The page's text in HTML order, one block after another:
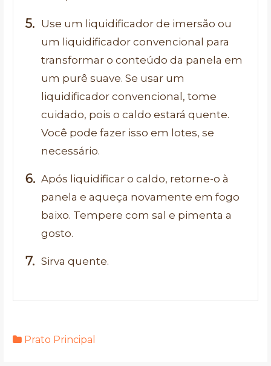
Use um liquidificador de imersão ou
um liquidificador convencional para
transformar o conteúdo da panela em
um purê suave. Se usar um
liquidificador convencional, tome
cuidado, pois o caldo estará quente.
Você pode fazer isso em lotes, se
necessário.
Após liquidificar o caldo, retorne-o à
panela e aqueça novamente em fogo
baixo. Tempere com sal e pimenta a
gosto.
Sirva quente.
Prato Principal